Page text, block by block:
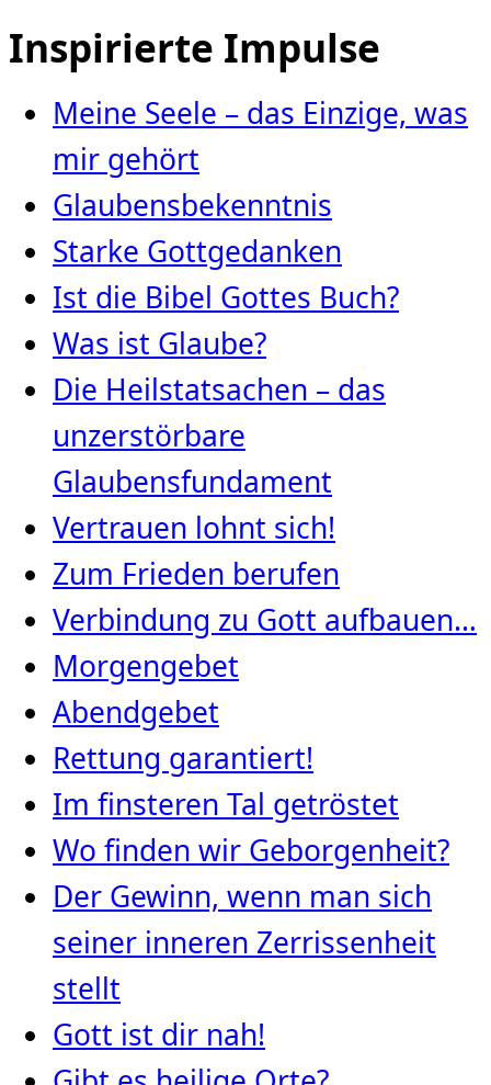
Inspirierte Impulse
Meine Seele – das Einzige, was
mir gehört
Glaubensbekenntnis
Starke Gottgedanken
Ist die Bibel Gottes Buch?
Was ist Glaube?
Die Heilstatsachen – das
unzerstörbare
Glaubensfundament
Vertrauen lohnt sich!
Zum Frieden berufen
Verbindung zu Gott aufbauen…
Morgengebet
Abendgebet
Rettung garantiert!
Im finsteren Tal getröstet
Wo finden wir Geborgenheit?
Der Gewinn, wenn man sich
seiner inneren Zerrissenheit
stellt
Gott ist dir nah!